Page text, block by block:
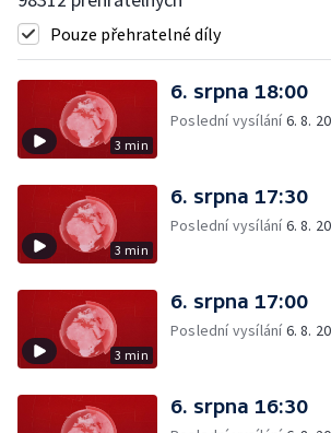
Pouze přehratelné díly
3 min
6. srpna 18:00
Poslední vysílání6. 8.
3 min
6. srpna 17:30
Poslední vysílání6. 8.
3 min
6. srpna 17:00
Poslední vysílání6. 8.
6. srpna 16:30